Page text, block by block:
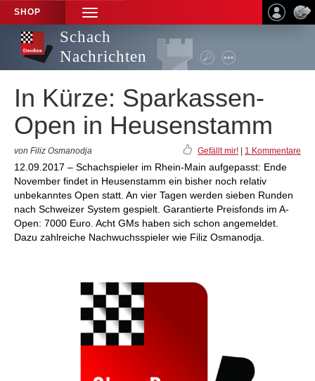
SHOP
TOGGLE
NAVIGATION
Schach
Nachrichten
In Kürze: Sparkassen-
Open in Heusenstamm
von Filiz Osmanodja Gefällt mir! 1 Kommentare
12.09.2017 – Schachspieler im Rhein-Main aufgepasst: Ende
November findet in Heusenstamm ein bisher noch relativ
unbekanntes Open statt. An vier Tagen werden sieben Runden
nach Schweizer System gespielt. Garantierte Preisfonds im A-
Open: 7000 Euro. Acht GMs haben sich schon angemeldet.
Dazu zahlreiche Nachwuchsspieler wie Filiz Osmanodja.